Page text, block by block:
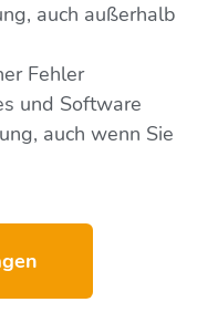
auch außerhalb
Fehler
und Software
auch wenn Sie